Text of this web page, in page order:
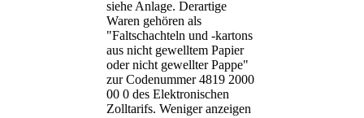
siehe Anlage. Derartige
Waren gehören als
"Faltschachteln und -kartons
aus nicht gewelltem Papier
oder nicht gewellter Pappe"
zur Codenummer 4819 2000
00 0 des Elektronischen
Zolltarifs. Weniger anzeigen